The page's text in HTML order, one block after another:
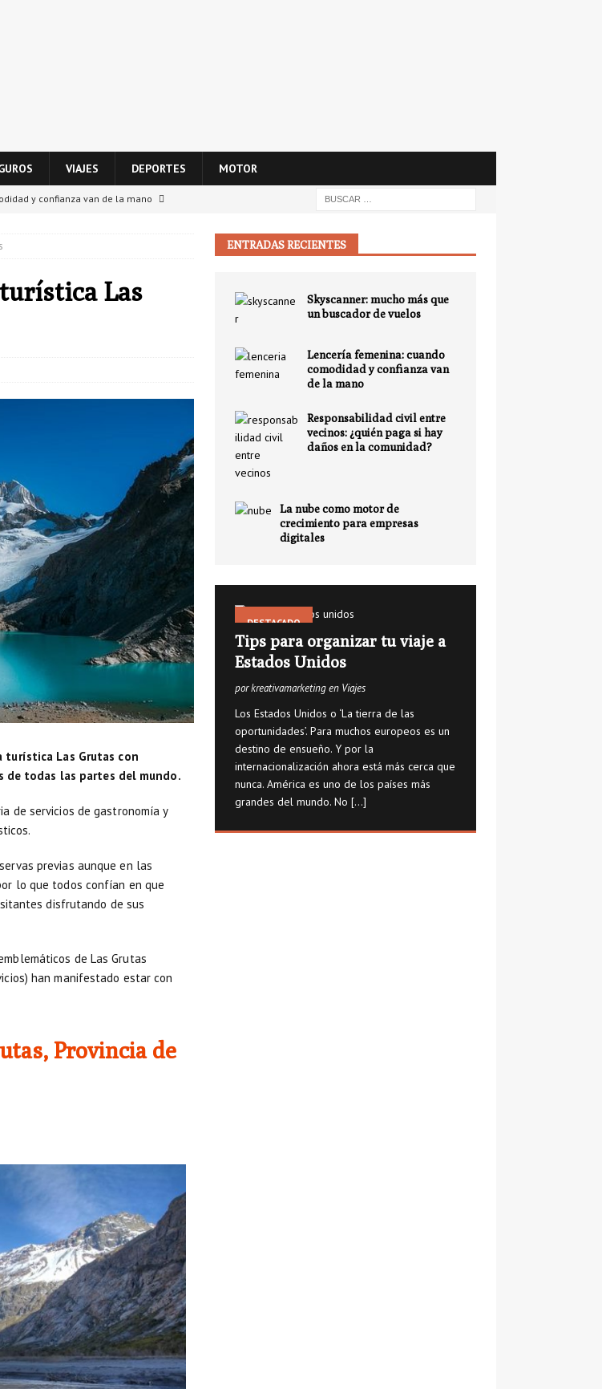
VIAJES DEPORTES MOTOR
y confianza van de la mano
¿quién paga si hay daños en la
para empresas digitales
Las
turística Las Grutas con
de todas las partes del mundo.
de servicios de gastronomía y
previas aunque en las
lo que todos confían en que
disfrutando de sus
de Las Grutas
han manifestado estar con
Provincia de
ENTRADAS RECIENTES
Skyscanner: mucho más que
un buscador de vuelos
Lencería femenina: cuando
comodidad y confianza van
de la mano
Responsabilidad civil entre
vecinos: ¿quién paga si hay
daños en la comunidad?
La nube como motor de
crecimiento para empresas
digitales
DESTACADO
Tips para organizar tu viaje a
Estados Unidos
por kreativamarketing en Viajes
Los Estados Unidos o ‘La tierra de las
oportunidades’. Para muchos europeos es un
destino de ensueño. Y por la
internacionalización ahora está más cerca que
nunca. América es uno de los países más
grandes del mundo. No [...]